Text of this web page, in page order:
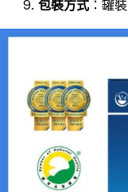
包裝方式 ：罐裝